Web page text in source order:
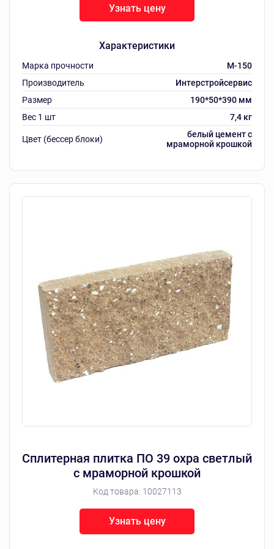
Характеристики
Марка прочности
M-150
Производитель
Интерстройсервис
Размер
190*50*390 мм
Вес 1 шт
7,4 кг
Цвет (бессер блоки)
белый цемент с
мраморной крошкой
Узнать цену
Сплитерная плитка ПО 39 охра светлый
с мраморной крошкой
Код товара: 10027113
Узнать цену